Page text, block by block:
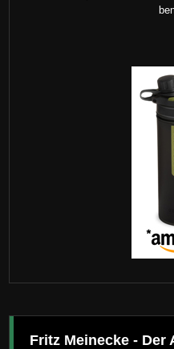
Fritz Meinecke - Der